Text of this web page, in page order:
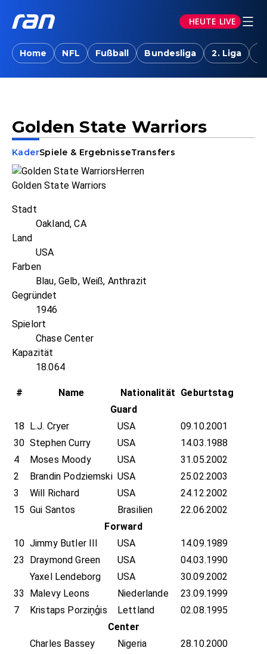
HEUTE LIVE
Home NFL Fußball Bundesliga 2. Liga
Golden State Warriors
KaderSpiele & ErgebnisseTransfers
Golden State Warriors
Stadt
Oakland, CA
Land
USA
Farben
Blau, Gelb, Weiß, Anthrazit
Gegründet
1946
Spielort
Chase Center
Kapazität
18.064
# Name Nationalität Geburtstag
Guard
18
L.J. Cryer USA
09.10.2001
30 Stephen Curry USA
14.03.1988
4
Moses Moody USA
31.05.2002
2
Brandin Podziemski USA
25.02.2003
3
Will Richard USA
24.12.2002
15 Gui Santos Brasilien
22.06.2002
Forward
10 Jimmy Butler III USA
14.09.1989
23
Draymond Green USA
04.03.1990
Yaxel Lendeborg
USA
30.09.2002
33
Malevy Leons Niederlande
23.09.1999
7
Kristaps Porziņģis Lettland
02.08.1995
Center
Charles Bassey
Nigeria
28.10.2000